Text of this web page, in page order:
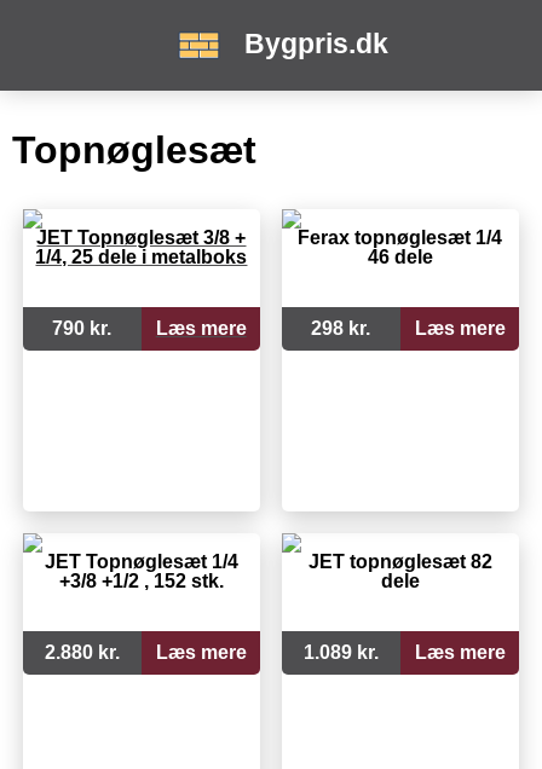
Bygpris.dk
Topnøglesæt
JET Topnøglesæt 3/8 +
1/4, 25 dele i metalboks
790 kr. Læs mere
Ferax topnøglesæt 1/4
46 dele
298 kr. Læs mere
JET Topnøglesæt 1/4
+3/8 +1/2 , 152 stk.
2.880 kr. Læs mere
JET topnøglesæt 82
dele
1.089 kr. Læs mere